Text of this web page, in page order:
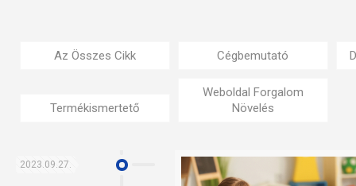
Az Összes Cikk Cégbemutató
Termékismertető
Weboldal Forgalom
Növelés
2023.09.27.